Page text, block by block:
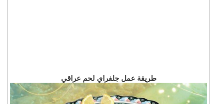
طريقة عمل جلفراي لحم عراقي